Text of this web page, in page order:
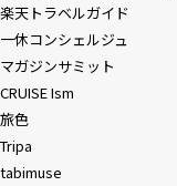
楽天トラベルガイド
一休コンシェルジュ
マガジンサミット
CRUISE Ism
旅色
Tripa
tabimuse